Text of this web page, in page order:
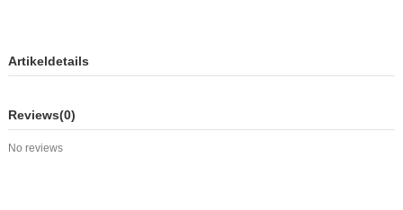
Artikeldetails
Reviews(0)
No reviews